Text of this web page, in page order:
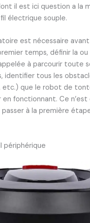
il est ici question a la
électrique souple.
est nécessaire avant
temps, définir la
à parcourir toute
identifier tous les
etc.) que le robot de
fonctionnant. Ce n’est
à la première
périphérique